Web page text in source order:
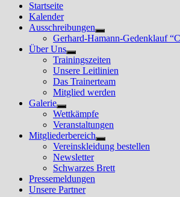
Startseite
Kalender
Ausschreibungen
Untermenü
anzeigen
Gerhard-Hamann-Gedenklauf
Über Uns
Untermenü
anzeigen
Trainingszeiten
Unsere Leitlinien
Das Trainerteam
Mitglied werden
Galerie
Untermenü
anzeigen
Wettkämpfe
Veranstaltungen
Mitgliederbereich
Untermenü
anzeigen
Vereinskleidung bestellen
Newsletter
Schwarzes Brett
Pressemeldungen
Unsere Partner